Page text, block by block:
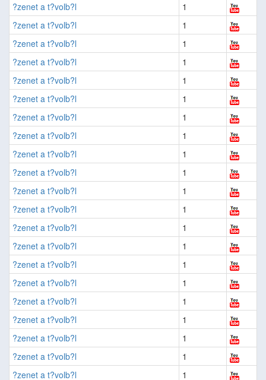
?zenet a t?volb?l
1
?zenet a t?volb?l
1
?zenet a t?volb?l
1
?zenet a t?volb?l
1
?zenet a t?volb?l
1
?zenet a t?volb?l
1
?zenet a t?volb?l
1
?zenet a t?volb?l
1
?zenet a t?volb?l
1
?zenet a t?volb?l
1
?zenet a t?volb?l
1
?zenet a t?volb?l
1
?zenet a t?volb?l
1
?zenet a t?volb?l
1
?zenet a t?volb?l
1
?zenet a t?volb?l
1
?zenet a t?volb?l
1
?zenet a t?volb?l
1
?zenet a t?volb?l
1
?zenet a t?volb?l
1
?zenet a t?volb?l
1